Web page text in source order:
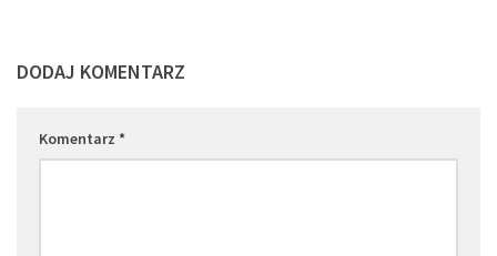
DODAJ KOMENTARZ
Komentarz *